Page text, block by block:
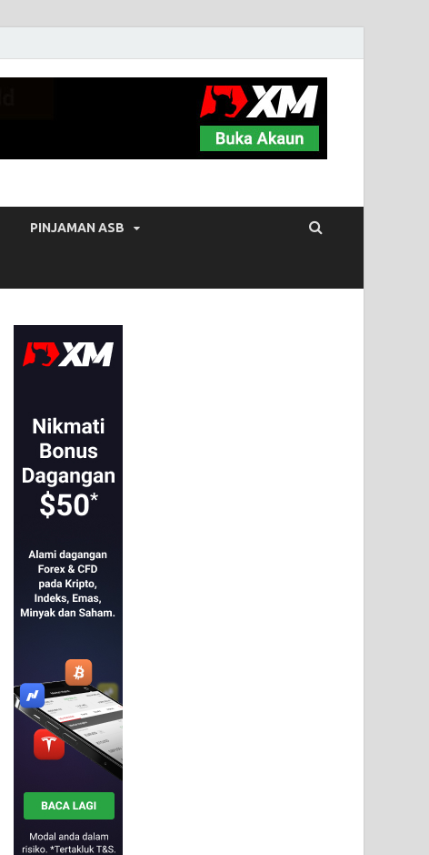
PINJAMAN ASB